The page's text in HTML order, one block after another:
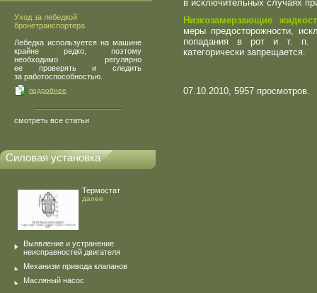
Уход за лебедкой
бронетранспортера
Лебедка используется на машине
крайне редко, поэтому
необходимо регулярно
ее проверять и следить
за работоспособностью.
подробнее
смотреть все статьи
Силовая установка
Термостат
далее
Выявление и устранение
неисправностей двигателя
Механизм привода клапанов
Масляный насос
в исключительных случаях
Низкозамерзающие
меры предосторожности,
попадания в рот и т. п.
категорически запрещается.
07.10.2010, 5957 просмотров.